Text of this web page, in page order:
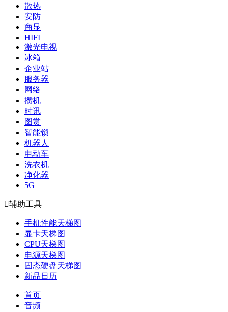
散热
安防
商显
HIFI
激光电视
冰箱
企业站
服务器
网络
攒机
时讯
图赏
智能锁
机器人
电动车
洗衣机
净化器
5G
辅助工具
手机性能天梯图
显卡天梯图
CPU天梯图
电源天梯图
固态硬盘天梯图
新品日历
首页
音频